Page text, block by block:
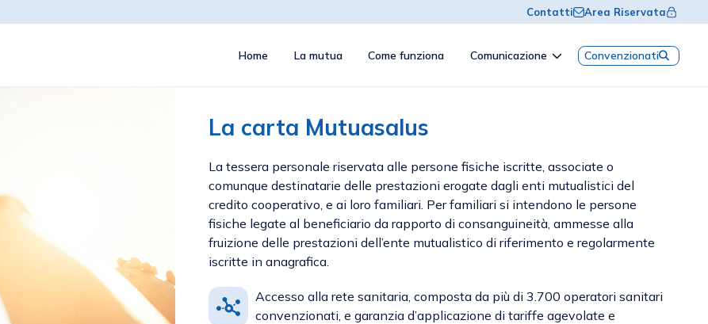
Contatti Area Riservata
Home La mutua Come funziona Comunicazione Convenzionati
La carta Mutuasalus
La tessera personale riservata alle persone fisiche iscritte, associate o
comunque destinatarie delle prestazioni erogate dagli enti mutualistici del
credito cooperativo, e ai loro familiari. Per familiari si intendono le persone
fisiche legate al beneficiario da rapporto di consanguineità, ammesse alla
fruizione delle prestazioni dell’ente mutualistico di riferimento e regolarmente
iscritte in anagrafica.
Accesso alla rete sanitaria, composta da più di 3.700 operatori sanitari
convenzionati, e garanzia d’applicazione di tariffe agevolate e